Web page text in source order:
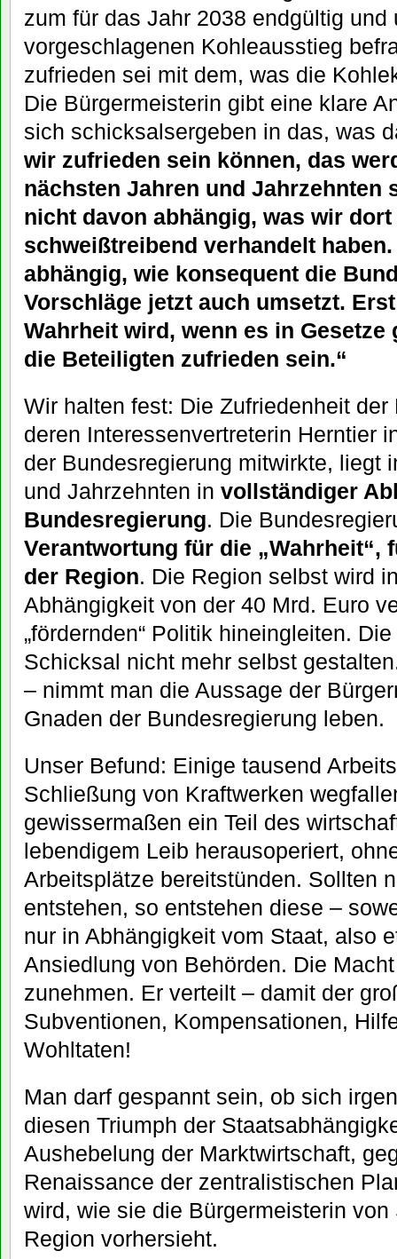
zum für das Jahr 2038 endgültig und
vorgeschlagenen Kohleausstieg
zufrieden sei mit dem, was die
Die Bürgermeisterin gibt eine klare
sich schicksalsergeben in das, was
wir zufrieden sein können, das
nächsten Jahren und Jahrzehnten
nicht davon abhängig, was wir
schweißtreibend verhandelt
abhängig, wie konsequent die
Vorschläge jetzt auch umsetzt.
Wahrheit wird, wenn es in
die Beteiligten zufrieden sein.“
Wir halten fest: Die Zufriedenheit
deren Interessenvertreterin Herntier
der Bundesregierung mitwirkte, liegt
und Jahrzehnten in vollständiger
Bundesregierung. Die
Verantwortung für die „Wahrheit“,
der Region. Die Region selbst wird
Abhängigkeit von der 40 Mrd. Euro
„fördernden“ Politik hineingleiten.
Schicksal nicht mehr selbst
– nimmt man die Aussage der
Gnaden der Bundesregierung leben.
Unser Befund: Einige tausend
Schließung von Kraftwerken
gewissermaßen ein Teil des
lebendigem Leib herausoperiert,
Arbeitsplätze bereitstünden. Sollten
entstehen, so entstehen diese –
nur in Abhängigkeit vom Staat, also
Ansiedlung von Behörden. Die
zunehmen. Er verteilt – damit der
Subventionen, Kompensationen,
Wohltaten!
Man darf gespannt sein, ob sich
diesen Triumph der
Aushebelung der Marktwirtschaft,
Renaissance der zentralistischen
wird, wie sie die Bürgermeisterin von
Region vorhersieht.